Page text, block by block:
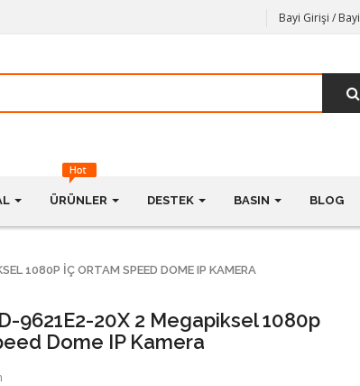
Bayi Girişi /
ÜRÜNLER DESTEK BASIN BLOG
1080P İÇ ORTAM SPEED DOME IP KAMERA
9621E2-20X 2 Megapiksel 1080p
Dome IP Kamera